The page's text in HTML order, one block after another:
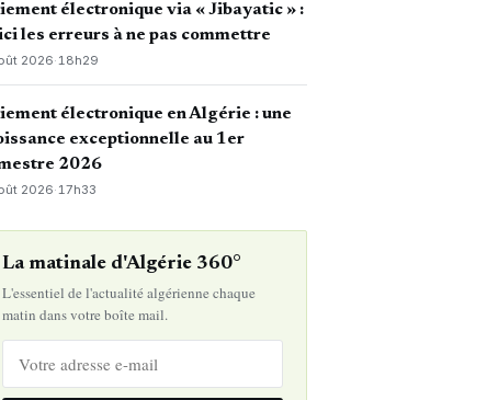
électronique via « Jibayatic » :
les erreurs à ne pas commettre
2026·18h29
électronique en Algérie : une
exceptionnelle au 1er
2026
2026· 17h33
La matinale d'Algérie 360°
L'essentiel de l'actualité algérienne chaque
matin dans votre boîte mail.